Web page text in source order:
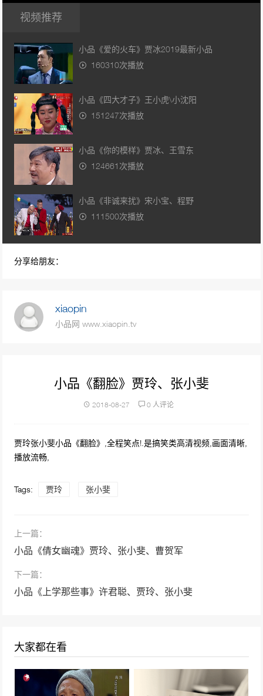
视频推荐
小品《爱的火车》贾冰2019最新小品
160310次播放
小品《四大才子》王小虎\小沈阳
151247次播放
小品《你的模样》贾冰、王雪东
124661次播放
小品《非诚来扰》宋小宝、程野
111500次播放
吴江 杨沅翰
76594次播放
贾玲 潘长江小品《后宫攻略》演绎皇帝和皇后
小品《一票难求》孙涛 张海燕 欢乐饭米粒儿
48112次播放
分享给朋友：
xiaopin
小品网 www.xiaopin.tv
小品《翻脸》贾玲、张小斐
2018-08-27 0 人评论
贾玲张小斐小品《翻脸》,全程笑点!.是搞笑类高清视频,画面清晰,
播放流畅,
Tags: 贾玲 张小斐
上一篇：
小品《倩女幽魂》贾玲、张小斐、曹贺军
下一篇：
小品《上学那些事》许君聪、贾玲、张小斐
大家都在看